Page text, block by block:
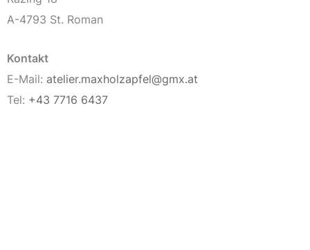
A-4793 St. Roman
Kontakt
E-Mail: atelier.maxholzapfel@gmx.at
Tel: +43 7716 6437